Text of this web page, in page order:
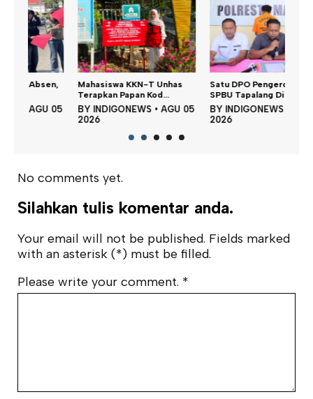
Mahasiswa KKN-T Unhas
Terapkan Papan Kod...
BYINDIGONEWS • AGU 05
Satu DPO Pengeroyokan
SPBU Tapalang Dita...
BYINDIGONEWS • AGU 05
No comments yet.
Silahkan tulis komentar anda.
Your email will not be published. Fields marked
with an asterisk (*) must be filled.
Please write your comment. *